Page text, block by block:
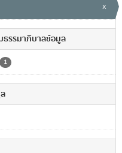
x
รรมาภิบาลข้อมูล
1